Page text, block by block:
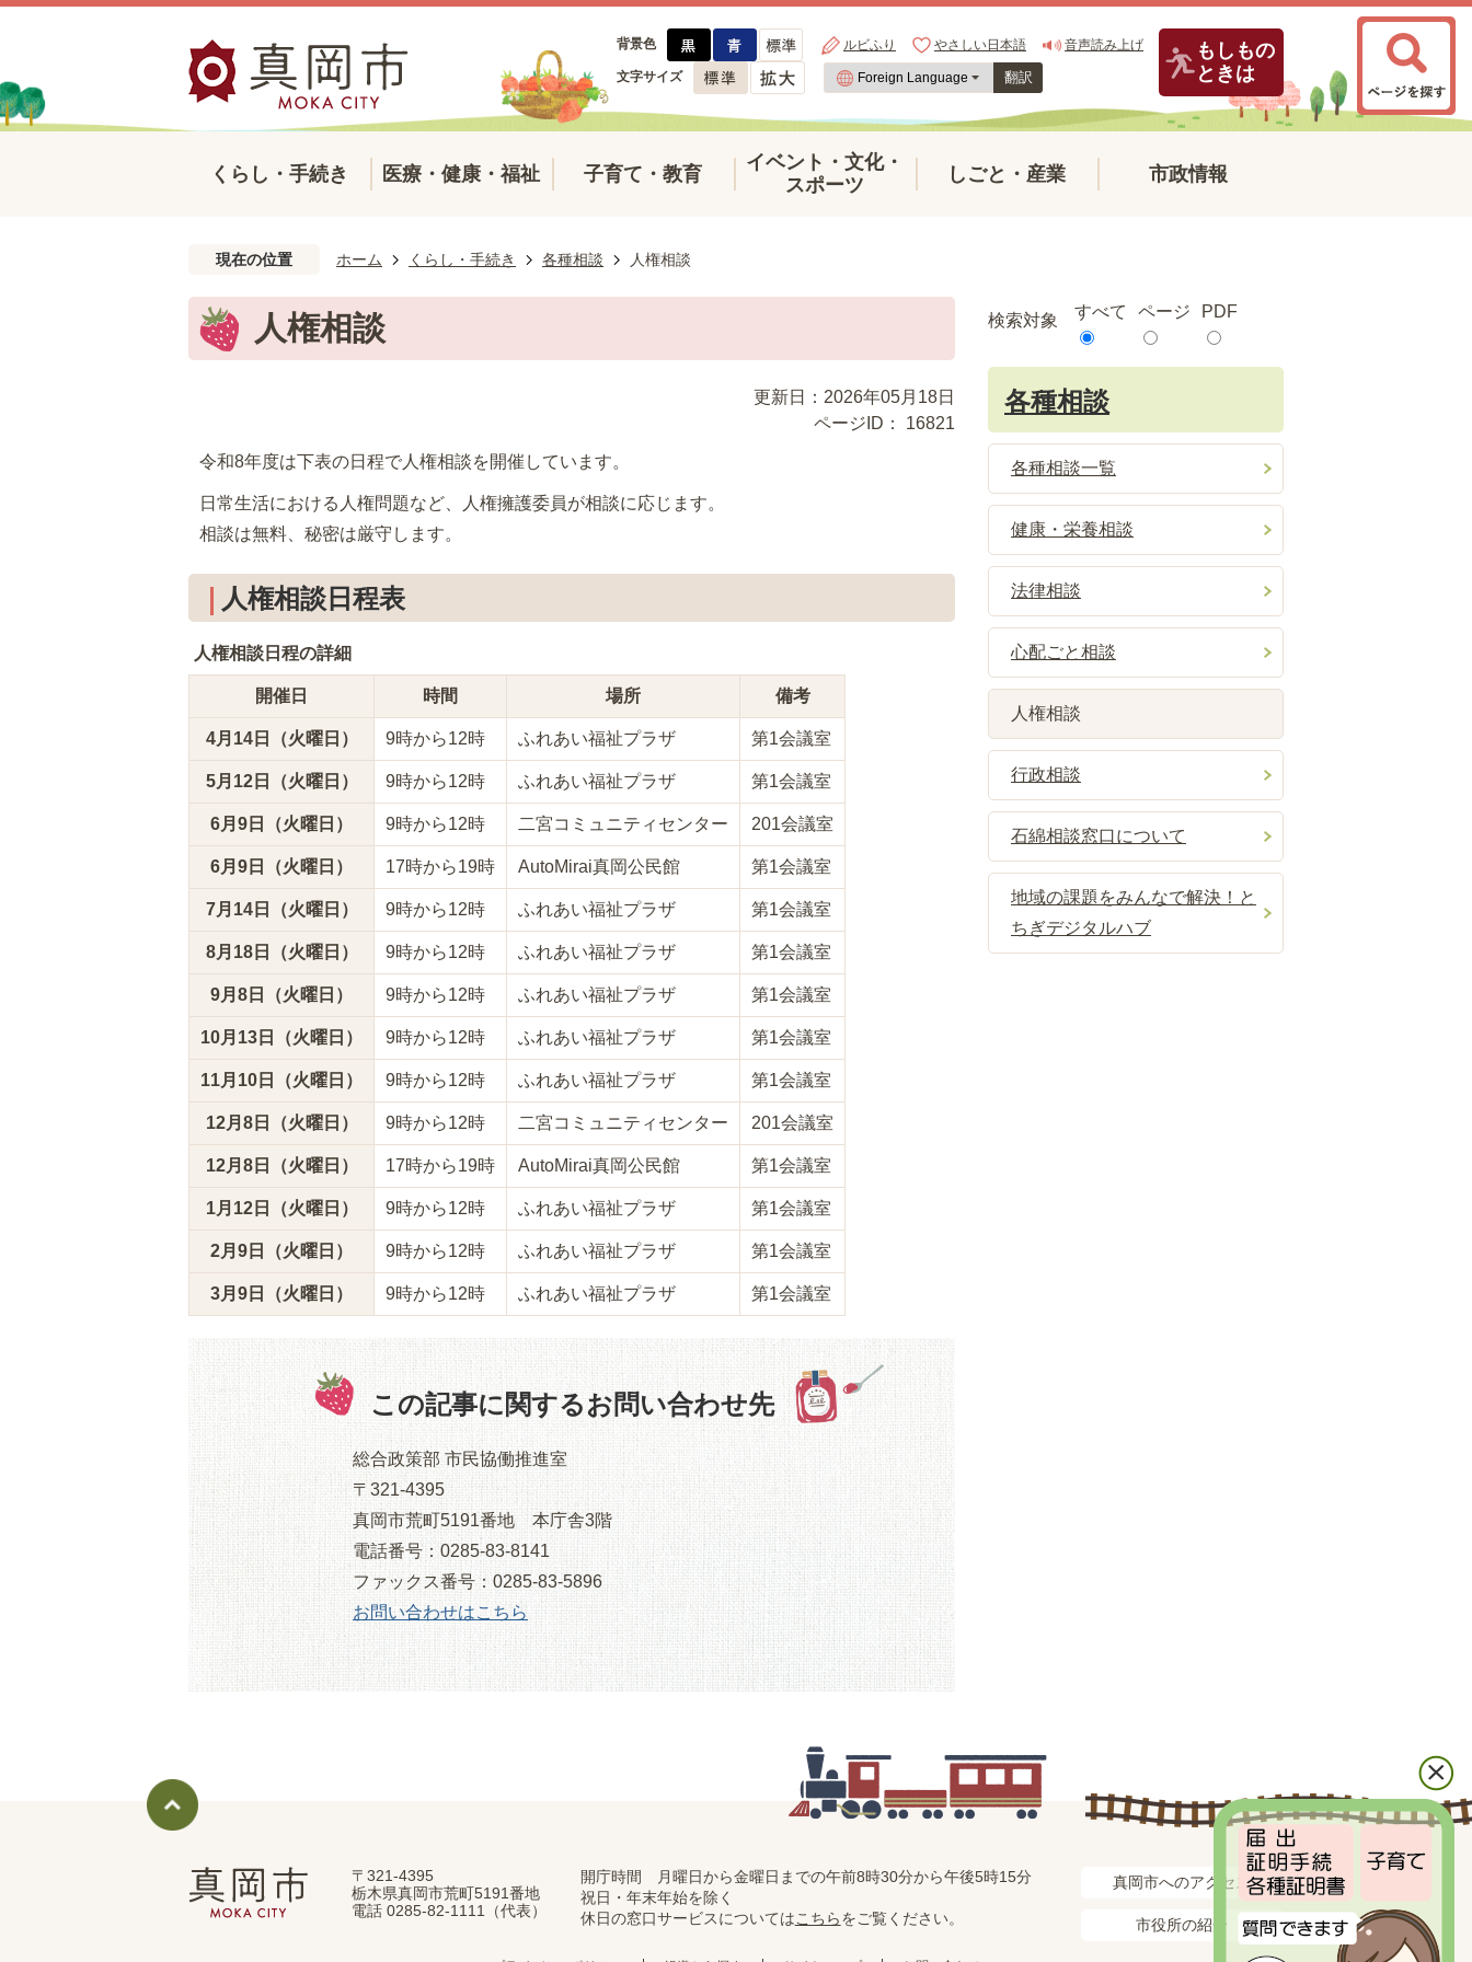
背景色 ルビふり やさしい日本語 音声読み上げ
文字サイズ 翻訳
もしもの
ときは
くらし・手続き 医療・健康・福祉 子育て・教育
イベント・文化・
スポーツ
しごと・産業 市政情報
現在の位置 ホーム くらし・手続き 各種相談 人権相談
人権相談
更新日：2026年05月18日
ページID：
16821
令和8年度は下表の日程で人権相談を開催しています。
日常生活における人権問題など、人権擁護委員が相談に応じます。
相談は無料、秘密は厳守します。
人権相談日程表
人権相談日程の詳細
開催日 時間 場所 備考
4月14日（火曜日） 9時から12時 ふれあい福祉プラザ 第1会議室
5月12日（火曜日） 9時から12時 ふれあい福祉プラザ 第1会議室
6月9日（火曜日） 9時から12時 二宮コミュニティセンター 201会議室
6月9日（火曜日） 17時から19時 AutoMirai真岡公民館 第1会議室
7月14日（火曜日） 9時から12時 ふれあい福祉プラザ 第1会議室
8月18日（火曜日） 9時から12時 ふれあい福祉プラザ 第1会議室
9月8日（火曜日） 9時から12時 ふれあい福祉プラザ 第1会議室
10月13日（火曜日） 9時から12時 ふれあい福祉プラザ 第1会議室
11月10日（火曜日） 9時から12時 ふれあい福祉プラザ 第1会議室
12月8日（火曜日） 9時から12時 二宮コミュニティセンター 201会議室
12月8日（火曜日） 17時から19時 AutoMirai真岡公民館 第1会議室
1月12日（火曜日） 9時から12時 ふれあい福祉プラザ 第1会議室
2月9日（火曜日） 9時から12時 ふれあい福祉プラザ 第1会議室
3月9日（火曜日） 9時から12時 ふれあい福祉プラザ 第1会議室
この記事に関するお問い合わせ先
総合政策部 市民協働推進室
〒321-4395
真岡市荒町5191番地 本庁舎3階
電話番号：0285-83-8141
ファックス番号：0285-83-5896
お問い合わせはこちら
検索対象 すべて ページ PDF
各種相談
各種相談一覧
健康・栄養相談
法律相談
心配ごと相談
人権相談
行政相談
石綿相談窓口について
地域の課題をみんなで解決！と
ちぎデジタルハブ
真
岡
〒321-4395
栃木県真岡市荒町5191番地
電話 0285-82-1111（代表）
開庁時間 月曜日から金曜日までの午前8時30分から午後5時15分
祝日・年末年始を除く
休日の窓口サービスについてはこちらをご覧ください。
真岡市へのアクセス
市役所の紹介